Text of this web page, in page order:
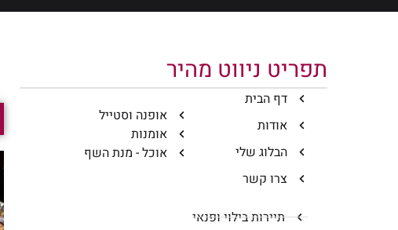
תפריט ניווט מהיר
דף הבית
אודות
הבלוג שלי
צרו קשר
אופנה וסטייל
אומנות
אוכל - מנת השף
תיירות בילוי ופנאי